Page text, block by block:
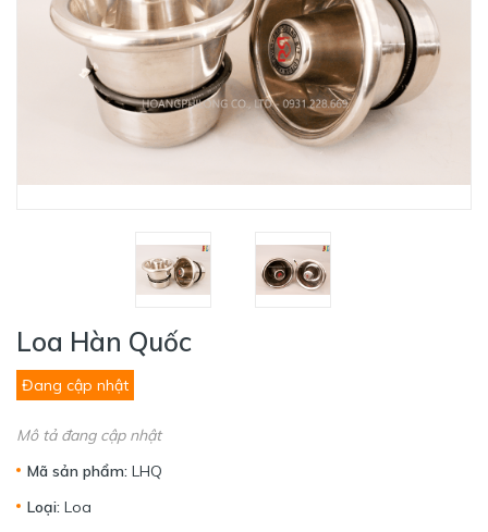
Loa Hàn Quốc
Đang cập nhật
Mô tả đang cập nhật
Mã sản phẩm: LHQ
Loại: Loa